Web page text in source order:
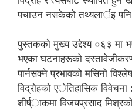
पचाउन नसकेको तथ्यलार्इ
पुस्तकको मुख्य उद्देश्य ०६३ मा
भएका घटनाहरूको
पार्नसक्ने प्रभावको मसिनो
विद्रोहको एेतिहासिक विवेचना
शीर्ष्ाकमा विजयप्रसाद